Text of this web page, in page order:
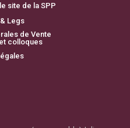
site de la SPP
Legs
de Vente
colloques